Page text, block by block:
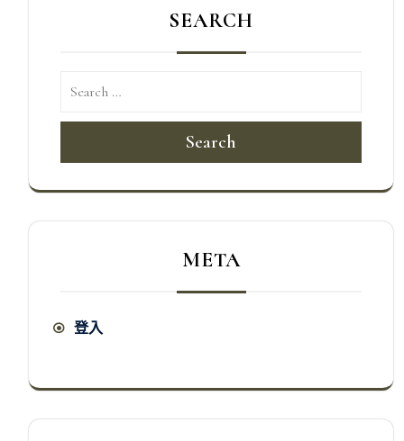
SEARCH
Search
META
登入